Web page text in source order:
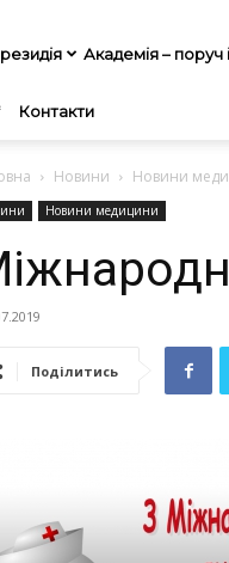
Академія – поруч
Контакти
Новини Новини
Новини медицини
Поділитись